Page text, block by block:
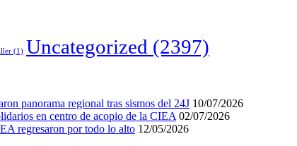
(1) Uncategorized (2397)
panorama regional tras sismos del 24J 10/07/2026
en centro de acopio de la CIEA 02/07/2026
regresaron por todo lo alto 12/05/2026